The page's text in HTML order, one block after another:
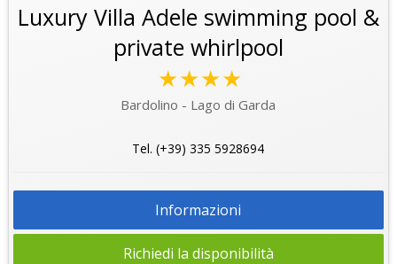
Luxury Villa Adele swimming pool &
private whirlpool
★★★★
Bardolino - Lago di Garda
Tel. (+39) 335 5928694
Informazioni
Richiedi la disponibilità